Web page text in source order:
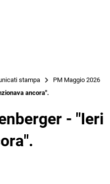
Русский
Deutsch
stampa
PM Maggio 2026
ancora".
- "Ieri